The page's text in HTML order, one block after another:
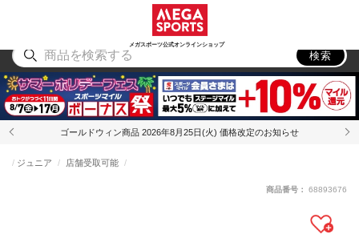
メガスポーツ公式オンラインショップ
アウトドア
検索
ゴールドウィン商品 2026年8月25日(火) 価格改定のお知らせ
ジュニア 店舗受取可能
商品番号： 68893676